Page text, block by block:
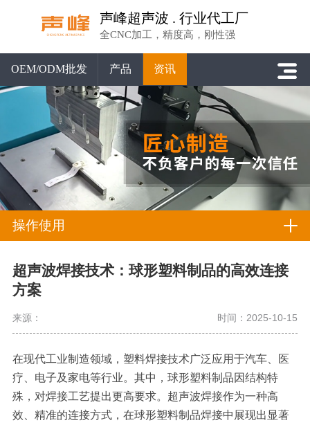
声峰超声波 . 行业代工厂
全CNC加工，精度高，刚性强
OEM/ODM批发 产品 资讯
操作使用
超声波焊接技术：球形塑料制品的高效连接
方案
来源： 时间：2025-10-15
在现代工业制造领域，塑料焊接技术广泛应用于汽车、医
疗、电子及家电等行业。其中，球形塑料制品因结构特
殊，对焊接工艺提出更高要求。超声波焊接作为一种高
效、精准的连接方式，在球形塑料制品焊接中展现出显著